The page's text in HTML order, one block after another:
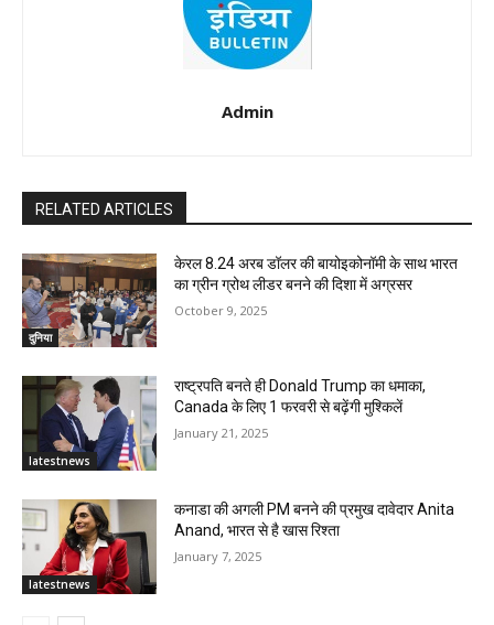
Admin
RELATED ARTICLES
दुनिया
केरल 8.24 अरब डॉलर की बायोइकोनॉमी के साथ भारत
का ग्रीन ग्रोथ लीडर बनने की दिशा में अग्रसर
October 9, 2025
latestnews
राष्ट्रपति बनते ही Donald Trump का धमाका,
Canada के लिए 1 फरवरी से बढ़ेंगी मुश्किलें
January 21, 2025
latestnews
कनाडा की अगली PM बनने की प्रमुख दावेदार Anita
Anand, भारत से है खास रिश्ता
January 7, 2025